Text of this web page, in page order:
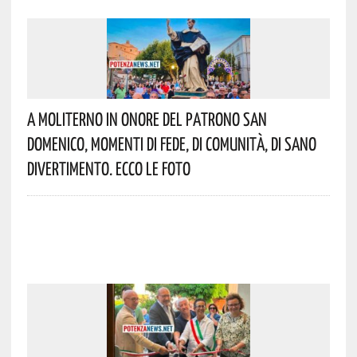
A Moliterno In Onore Del Patrono San
Domenico, Momenti Di Fede, Di Comunità, Di Sano
Divertimento. Ecco Le Foto